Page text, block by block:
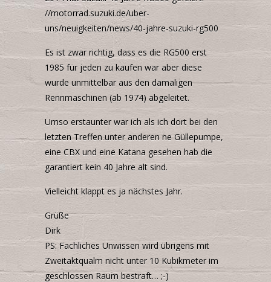
//motorrad.suzuki.de/uber-
uns/neuigkeiten/news/40-jahre-suzuki-rg500
Es ist zwar richtig, dass es die RG500 erst
1985 für jeden zu kaufen war aber diese
wurde unmittelbar aus den damaligen
Rennmaschinen (ab 1974) abgeleitet.
Umso erstaunter war ich als ich dort bei den
letzten Treffen unter anderen ne Güllepumpe,
eine CBX und eine Katana gesehen hab die
garantiert kein 40 Jahre alt sind.
Vielleicht klappt es ja nächstes Jahr.
Grüße
Dirk
PS: Fachliches Unwissen wird übrigens mit
Zweitaktqualm nicht unter 10 Kubikmeter im
geschlossen Raum bestraft… ;-)